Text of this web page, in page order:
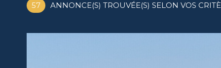
57 ANNONCE(S) TROUVÉE(S) SELON VOS